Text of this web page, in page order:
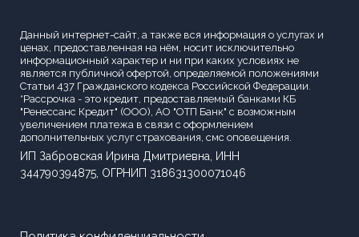
Данный интернет-сайт, а также вся информация о услугах и
ценах, предоставленная на нём, носит исключительно
информационный характер и ни при каких условиях не
является публичной офертой, определяемой положениями
Статьи 437 Гражданского кодекса Российской Федерации.
*Рассрочка - это кредит, предоставляемый банками КБ
"Ренессанс Кредит" (ООО), АО "ОТП Банк" с возможным
увеличением платежа в связи с оформлением
дополнительных услуг страхования, смс оповещения.
ИП Забровская Ирина Дмитриевна, ИНН
344790394875, ОГРНИП 318631300071046